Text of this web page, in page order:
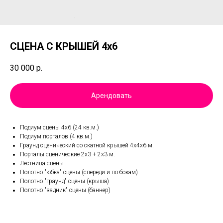
СЦЕНА С КРЫШЕЙ 4x6
30 000 р.
Арендовать
Подиум сцены 4x6 (24 кв.м.)
Подиум порталов (4 кв.м.)
Граунд сценический со скатной крышей 4x4x6 м.
Порталы сценические 2x3 + 2x3 м.
Лестница сцены
Полотно "юбка" сцены (спереди и по бокам)
Полотно "граунд" сцены (крыша)
Полотно "задник" сцены (баннер)